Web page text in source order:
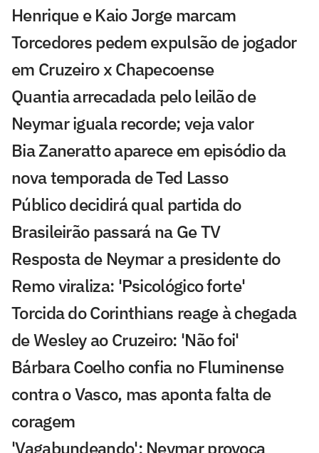
Henrique e Kaio Jorge marcam
Torcedores pedem expulsão de jogador
em Cruzeiro x Chapecoense
Quantia arrecadada pelo leilão de
Neymar iguala recorde; veja valor
Bia Zaneratto aparece em episódio da
nova temporada de Ted Lasso
Público decidirá qual partida do
Brasileirão passará na Ge TV
Resposta de Neymar a presidente do
Remo viraliza: 'Psicológico forte'
Torcida do Corinthians reage à chegada
de Wesley ao Cruzeiro: 'Não foi'
Bárbara Coelho confia no Fluminense
contra o Vasco, mas aponta falta de
coragem
'Vagabundeando': Neymar provoca